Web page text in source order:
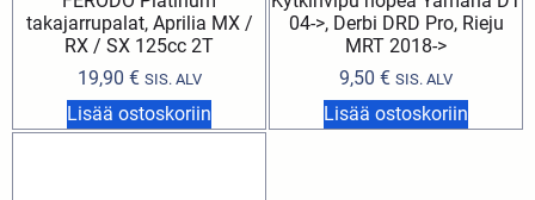
takajarrupalat, Aprilia MX /
RX / SX 125cc 2T
19,90 € SIS. ALV
Lisää ostoskoriin
04->, Derbi DRD Pro, Rieju
MRT 2018->
9,50 € SIS. ALV
Lisää ostoskoriin